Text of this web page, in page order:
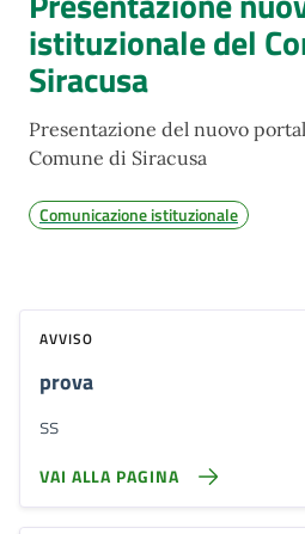
istituzionale del
Siracusa
Presentazione del nuovo
Comune di Siracusa
Comunicazione istituzionale
AVVISO
prova
ss
VAI ALLA PAGINA